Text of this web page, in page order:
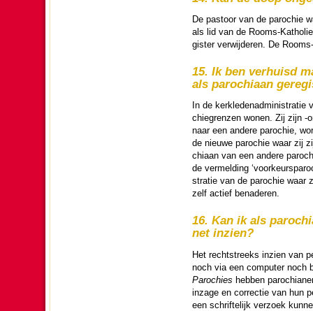
De pastoor van de pa­ro­chie
als lid van de Rooms-
gis­ter verwij­de­ren. De
15. Ik ben verhuisd
als pa­ro­chi­aan
In de kerk­le­den­ad­mi­ni­stra­tie
chiegrenzen wonen. Zij zijn -
naar een andere pa­ro­chie,
de nieuwe pa­ro­chie waar zij
chi­aan van een andere
de vermel­ding
stra­tie van de pa­ro­chie waar
zelf actief bena­de­ren.
16. Kan ik als
net inzien?
Het recht­streeks inzien van
noch via een com­puter noch
Pa­ro­chies hebben
inzage en correctie van hun
een schrifte­lijk verzoek